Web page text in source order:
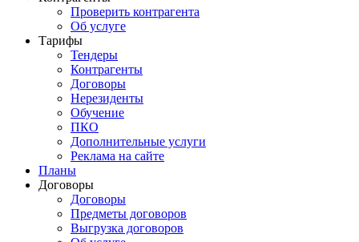
Проверить контрагента
Об услуге
Тарифы
Тендеры
Контрагенты
Договоры
Нерезиденты
Обучение
ПКО
Дополнительные услуги
Реклама на сайте
Планы
Договоры
Договоры
Предметы договоров
Выгрузка договоров